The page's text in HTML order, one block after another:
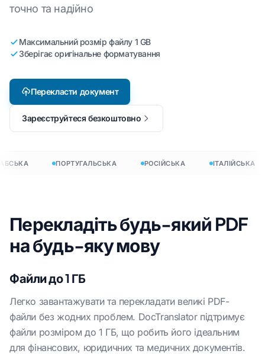
точно та надійно
Максимальний розмір файлу 1 GB
Зберігає оригінальне форматування
Перекласти документ
Зареєструйтеся безкоштовно
ПОРТУГАЛЬСЬКА РОСІЙСЬКА ІТАЛІЙСЬКА
Перекладіть будь-який PDF
на будь-яку мову
Файли до 1 ГБ
Легко завантажувати та перекладати великі PDF-
файли без жодних проблем. DocTranslator підтримує
файли розміром до 1 ГБ, що робить його ідеальним
для фінансових, юридичних та медичних документів.